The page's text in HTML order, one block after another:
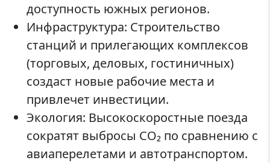
доступность южных регионов.
Инфраструктура: Строительство
станций и прилегающих комплексов
(торговых, деловых, гостиничных)
создаст новые рабочие места и
привлечет инвестиции.
Экология: Высокоскоростные поезда
сократят выбросы CO₂ по сравнению с
авиаперелетами и автотранспортом.